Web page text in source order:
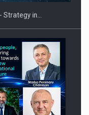
Strategy in…